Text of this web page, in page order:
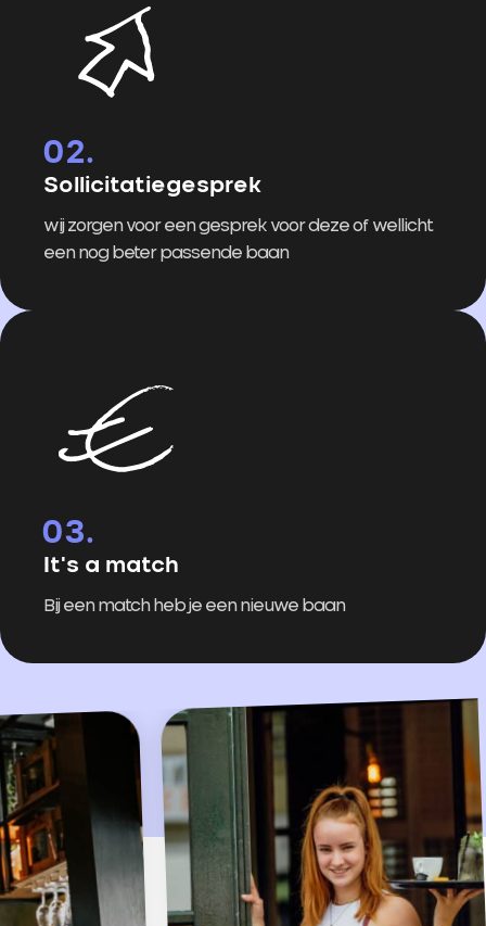
Sollicitatiegesprek
wij zorgen voor een gesprek voor deze of wellicht
een nog beter passende baan
It's a match
Bij een match heb je een nieuwe baan